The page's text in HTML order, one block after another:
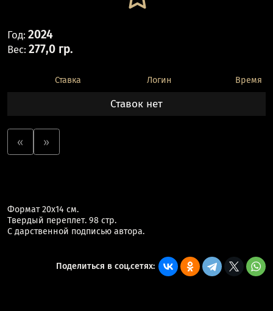
Год: 2024
Вес: 277,0 гр.
Ставка Логин Время
Ставок нет
« »
Формат 20х14 см.
Твердый переплет. 98 стр.
С дарственной подписью автора.
Поделиться в соц.сетях: